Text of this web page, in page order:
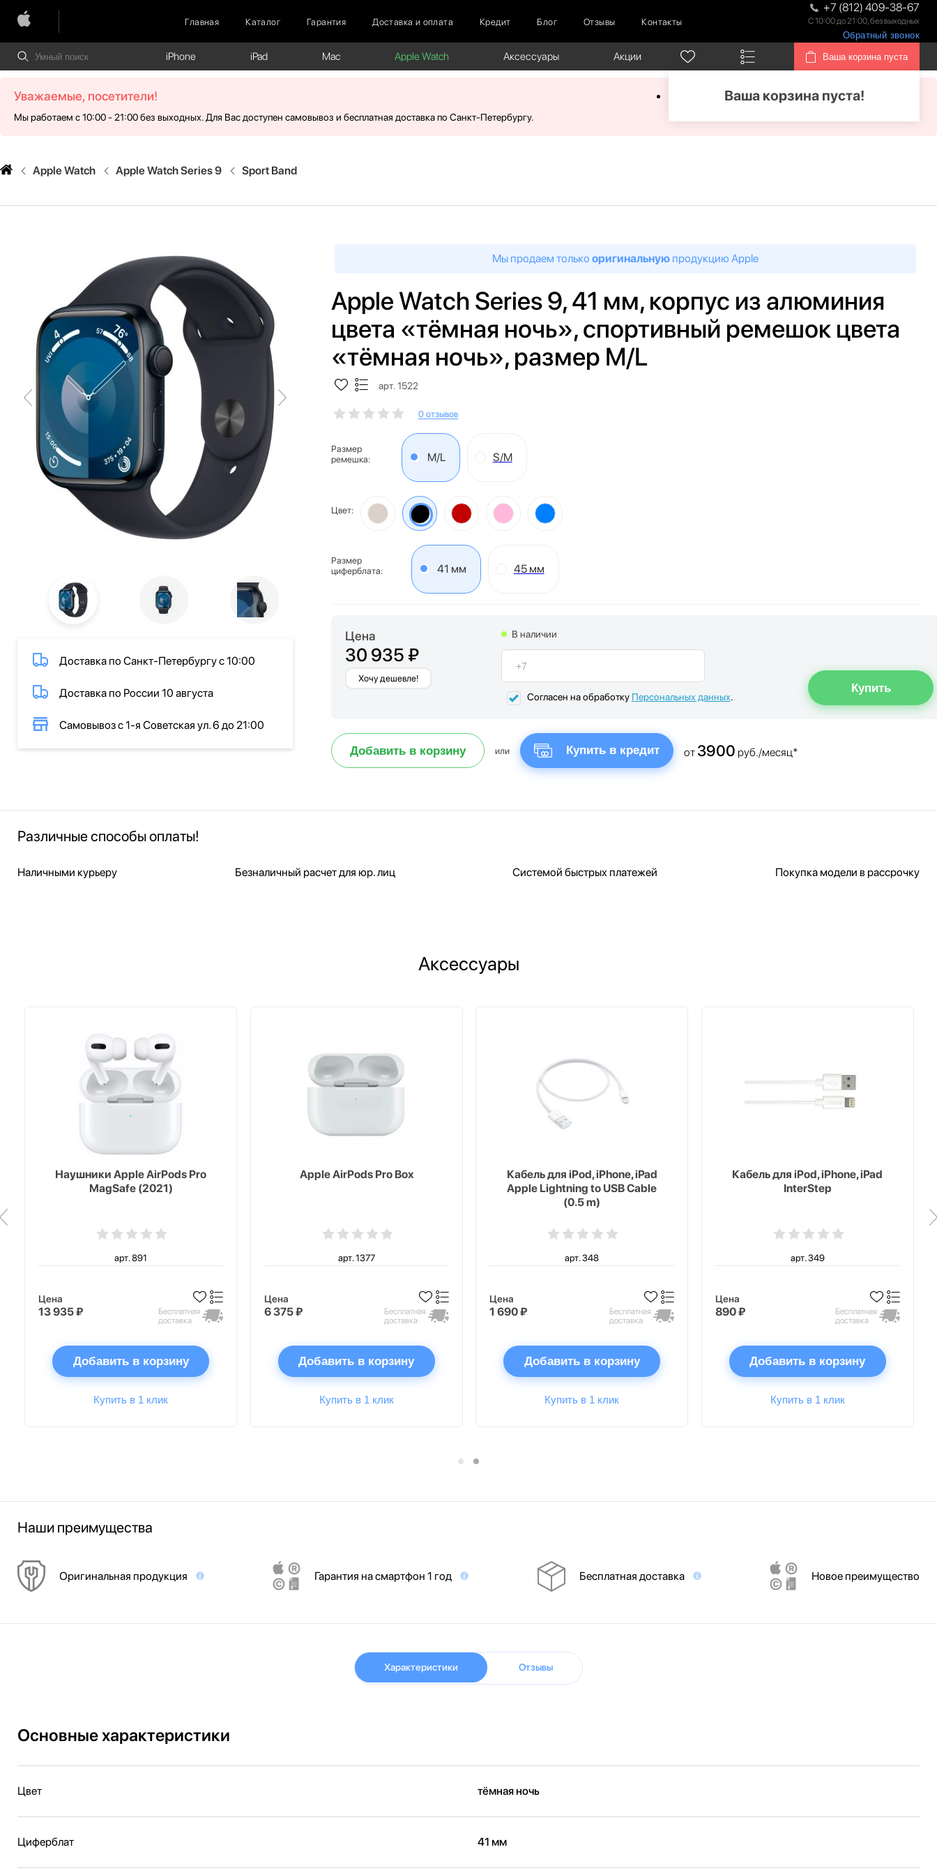
Главная Каталог Гарантия Доставка и оплата Кредит Блог Отзывы Контакты
+7 (812) 409-38-67
С 10:00 до 21:00, без выходных
Обратный звонок
iPhone iPad Mac Apple Watch Аксессуары Акции Ваша корзина пуста
Ваша корзина пуста!
Уважаемые, посетители!
Мы работаем с 10:00 - 21:00 без выходных. Для Вас доступен самовывоз и бесплатная доставка по Санкт-Петербургу.
Apple Watch Apple Watch Series 9 Sport Band
Доставка по Санкт-Петербургу с 10:00
Доставка по России 10 августа
Самовывоз с 1-я Советская ул. 6 до 21:00
Мы продаем только оригинальную продукцию Apple
Apple Watch Series 9, 41 мм, корпус из алюминия
цвета «тёмная ночь», спортивный ремешок цвета
«тёмная ночь», размер M/L
арт. 1522
0 отзывов
Размер
ремешка:
M/L S/M
Цвет:
Размер
циферблата:
41 мм 45 мм
Цена
30 935 ₽
Хочу дешевле!
В наличии
Согласен на обработку Персональных данных.
Добавить в корзину или Купить в кредит от 3900 руб./месяц*
Различные способы оплаты!
Наличными курьеру Безналичный расчет для юр. лиц Системой быстрых платежей Покупка модели в рассрочку
Аксессуары
Наушники Apple AirPods Pro
MagSafe (2021)
арт. 891
Цена
13 935 ₽
Бесплатная
доставка
Добавить в корзину
Купить в 1 клик
Apple AirPods Pro Box
арт. 1377
Цена
6 375 ₽
Бесплатная
доставка
Добавить в корзину
Купить в 1 клик
Кабель для iPod, iPhone, iPad
Apple Lightning to USB Cable
(0.5 m)
арт. 348
Цена
1 690 ₽
Бесплатная
доставка
Добавить в корзину
Купить в 1 клик
Кабель для iPod, iPhone, iPad
InterStep
арт. 349
Цена
890 ₽
Бесплатная
доставка
Добавить в корзину
Купить в 1 клик
Наши преимущества
Оригинальная продукция Гарантия на смартфон 1 год Бесплатная доставка Новое преимущество
Характеристики Отзывы
Основные характеристики
Цвет тёмная ночь
Циферблат 41 мм